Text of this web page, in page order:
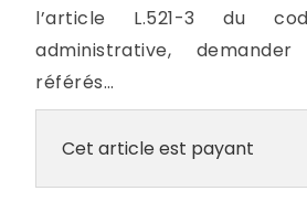
l’article L.521-3 du
administrative,
référés...
Cet article est payant